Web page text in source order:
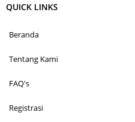
QUICK LINKS
Beranda
Tentang Kami
FAQ's
Registrasi